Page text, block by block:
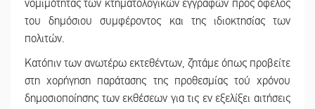
νομιμότητας των κτηματολογικών εγγραφών προς όφελος
του δημόσιου συμφέροντος και της ιδιοκτησίας των
πολιτών.
Κατόπιν των ανωτέρω εκτεθέντων, ζητάμε όπως προβείτε
στη χορήγηση παράτασης της προθεσμίας τού χρόνου
δημοσιοποίησης των εκθέσεων για τις εν εξελίξει αιτήσεις